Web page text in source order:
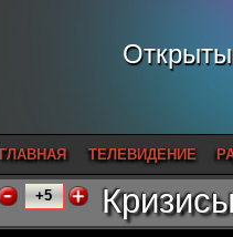
ГЛАВНАЯ ТЕЛЕВИДЕНИЕ
+5